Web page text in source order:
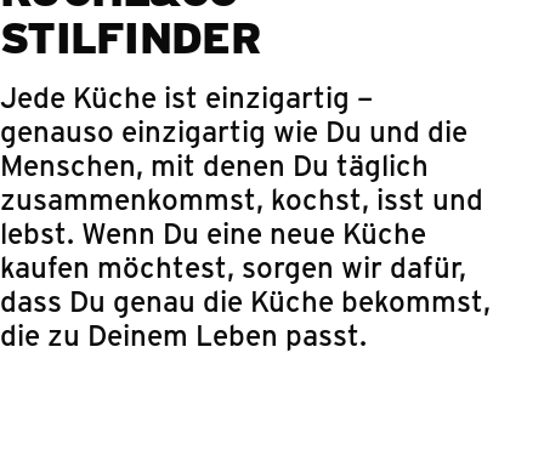
STILFINDER
Jede Küche ist einzigartig –
genauso einzigartig wie Du und die
Menschen, mit denen Du täglich
zusammenkommst, kochst, isst und
lebst. Wenn Du eine neue Küche
kaufen möchtest, sorgen wir dafür,
dass Du genau die Küche bekommst,
die zu Deinem Leben passt.